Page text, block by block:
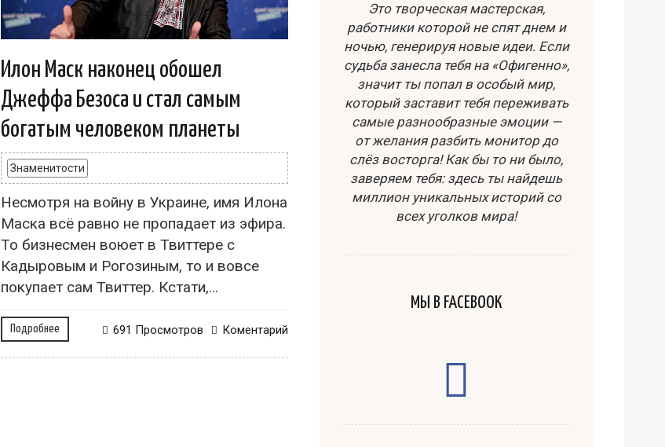
Илон Маск наконец обошел
Джеффа Безоса и стал самым
богатым человеком планеты
Знаменитости
Несмотря на войну в Украине, имя Илона
Маска всё равно не пропадает из эфира.
То бизнесмен воюет в Твиттере с
Кадыровым и Рогозиным, то и вовсе
покупает сам Твиттер. Кстати,...
Подробнее Коментарий
691 Просмотров
Это творческая мастерская,
работники которой не спят днем и
ночью, генерируя новые идеи. Если
судьба занесла тебя на «Офигенно»,
значит ты попал в особый мир,
который заставит тебя переживать
самые разнообразные эмоции —
от желания разбить монитор до
слёз восторга! Как бы то ни было,
заверяем тебя: здесь ты найдешь
миллион уникальных историй со
всех уголков мира!
МЫ В FACEBOOK